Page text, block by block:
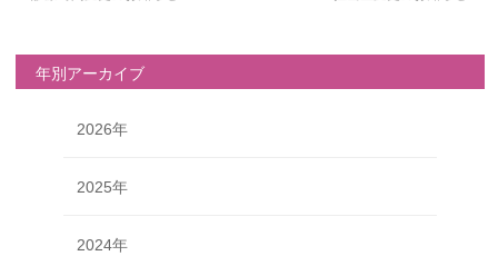
年別アーカイブ
2026年
2025年
2024年